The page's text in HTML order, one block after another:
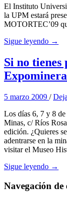
El Instituto
la UPM estará
MOTORTEC’09
Sigue leyendo →
Si no tienes
5 marzo 2009 /
Los días 6, 7 y 8
Minas, c/ Ríos
edición. ¿Quieres
adentrarse en la
visitar el Museo
Sigue leyendo →
Navegación de